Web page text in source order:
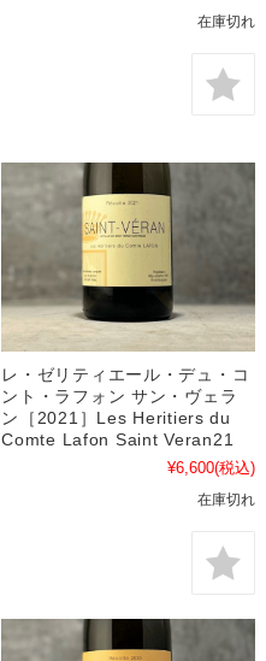
在庫切れ
レ・ゼリティエール・デュ・コ
ント・ラフォン サン・ヴェラ
ン［2021］Les Heritiers du
Comte Lafon Saint Veran21
¥6,600(税込)
在庫切れ